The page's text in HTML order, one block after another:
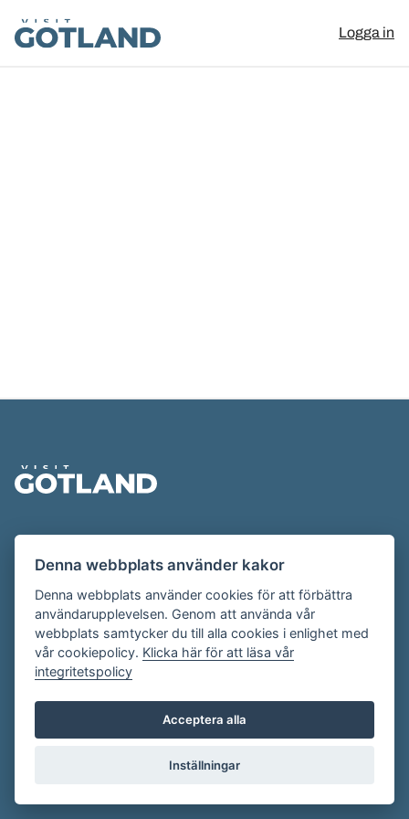
Visit Gotland
Logga in
Evenemangskalendern presenteras av
Destination Gotland påvisitgotland.se.
Har du frågor om evenemangskalendern? Mejla oss på
evenemang@visitgotland.se.
Cookies
Villkor
Skapa konto
Denna webbplats använder kakor
Denna webbplats använder cookies för att förbättra
användarupplevelsen. Genom att använda vår
webbplats samtycker du till alla cookies i enlighet med
vår cookiepolicy. Klicka här för att läsa vår
integritetspolicy
Acceptera alla
Inställningar